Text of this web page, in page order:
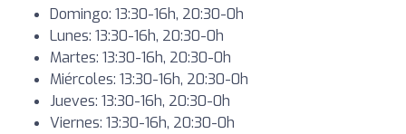
Domingo: 13:30-16h, 20:30-0h
Lunes: 13:30-16h, 20:30-0h
Martes: 13:30-16h, 20:30-0h
Miércoles: 13:30-16h, 20:30-0h
Jueves: 13:30-16h, 20:30-0h
Viernes: 13:30-16h, 20:30-0h